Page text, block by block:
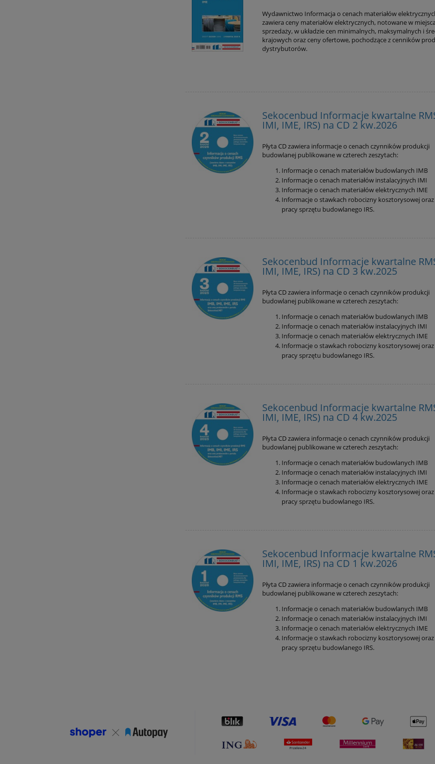
Wydawnictwo Informacja o cenach materiałów
zawiera ceny materiałów elektrycznych, notowane w
sprzedaży, w układzie cen minimalnych, maksymalnych i
krajowych oraz ceny ofertowe, pochodzące z cenników
dystrybutorów.
Sekocenbud Informacje kwartalne
IMI, IME, IRS) na CD 2 kw.2026
Płyta CD zawiera informacje o cenach czynników produkcji
budowlanej publikowane w czterech zeszytach:
Informacje o cenach materiałów budowlanych IMB
Informacje o cenach materiałów instalacyjnych IMI
Informacje o cenach materiałów elektrycznych IME
Informacje o stawkach robocizny kosztorysowej oraz
pracy sprzętu budowlanego IRS.
Sekocenbud Informacje kwartalne
IMI, IME, IRS) na CD 3 kw.2025
Płyta CD zawiera informacje o cenach czynników produkcji
budowlanej publikowane w czterech zeszytach:
Informacje o cenach materiałów budowlanych IMB
Informacje o cenach materiałów instalacyjnych IMI
Informacje o cenach materiałów elektrycznych IME
Informacje o stawkach robocizny kosztorysowej oraz
pracy sprzętu budowlanego IRS.
Sekocenbud Informacje kwartalne
IMI, IME, IRS) na CD 4 kw.2025
Płyta CD zawiera informacje o cenach czynników produkcji
budowlanej publikowane w czterech zeszytach:
Informacje o cenach materiałów budowlanych IMB
Informacje o cenach materiałów instalacyjnych IMI
Informacje o cenach materiałów elektrycznych IME
Informacje o stawkach robocizny kosztorysowej oraz
pracy sprzętu budowlanego IRS.
Sekocenbud Informacje kwartalne
IMI, IME, IRS) na CD 1 kw.2026
Płyta CD zawiera informacje o cenach czynników produkcji
budowlanej publikowane w czterech zeszytach:
Informacje o cenach materiałów budowlanych IMB
Informacje o cenach materiałów instalacyjnych IMI
Informacje o cenach materiałów elektrycznych IME
Informacje o stawkach robocizny kosztorysowej oraz
pracy sprzętu budowlanego IRS.